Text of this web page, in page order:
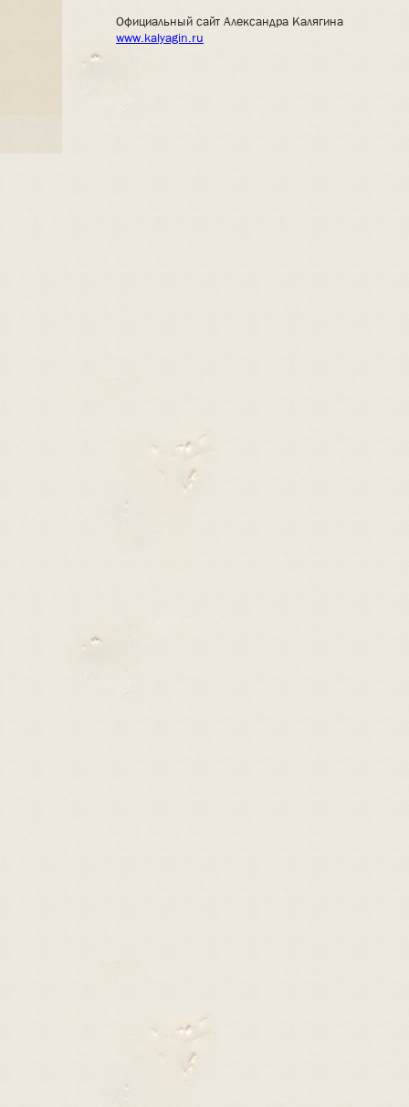
Официальный сайт Александра Калягина
www.kalyagin.ru